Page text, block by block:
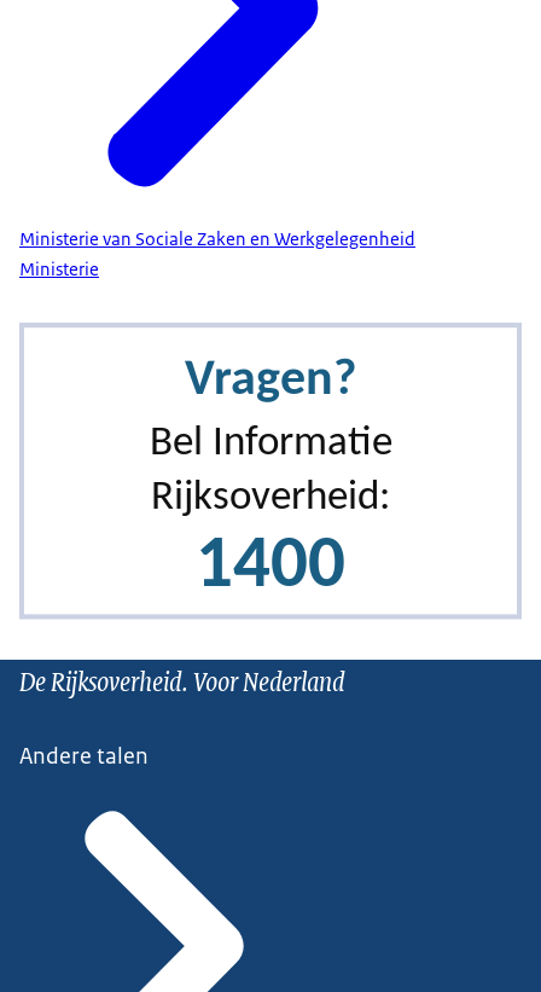
Ministerie van Sociale Zaken en Werkgelegenheid
Ministerie
De Rijksoverheid. Voor Nederland
Andere talen